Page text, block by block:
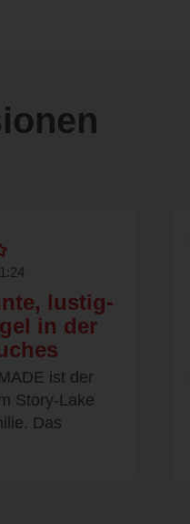
lustig-
in der
ist der
Story-Lake
Das